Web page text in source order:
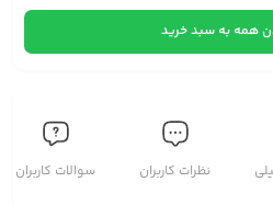
همه به سبد خرید
نظرات کاربران سوالات کاربران